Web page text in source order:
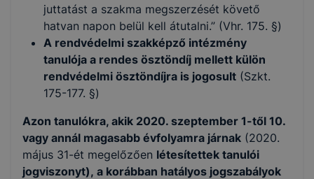
juttatást a szakma megszerzését követő
hatvan napon belül kell átutalni.” (Vhr. 175. §)
A rendvédelmi szakképző intézmény
tanulója a rendes ösztöndíj mellett külön
rendvédelmi ösztöndíjra is jogosult (Szkt.
175-177. §)
Azon tanulókra, akik 2020. szeptember 1-től 10.
vagy annál magasabb évfolyamra járnak (2020.
május 31-ét megelőzően létesítettek tanulói
jogviszonyt), a korábban hatályos jogszabályok